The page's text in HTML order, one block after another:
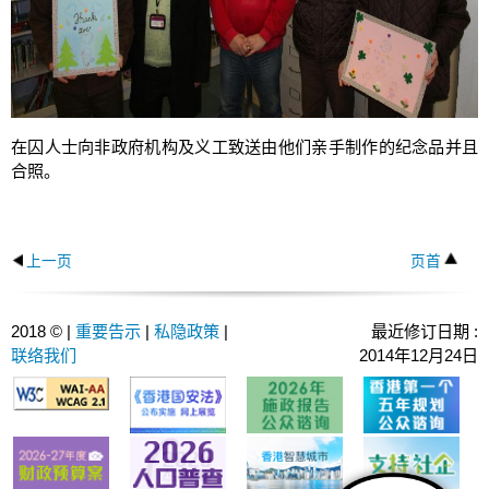
在囚人士向非政府机构及义工致送由他们亲手制作的纪念品并且
合照。
上一页 页首
2018 © | 重要告示 | 私隐政策 |
联络我们
最近修订日期 :
2014年12月24日